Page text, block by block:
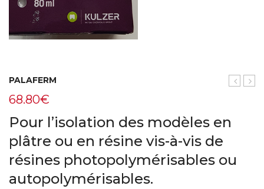
PALAFERM
68.80€
Pour l’isolation des modèles en
plâtre ou en résine vis-à-vis de
résines photopolymérisables ou
autopolymérisables.